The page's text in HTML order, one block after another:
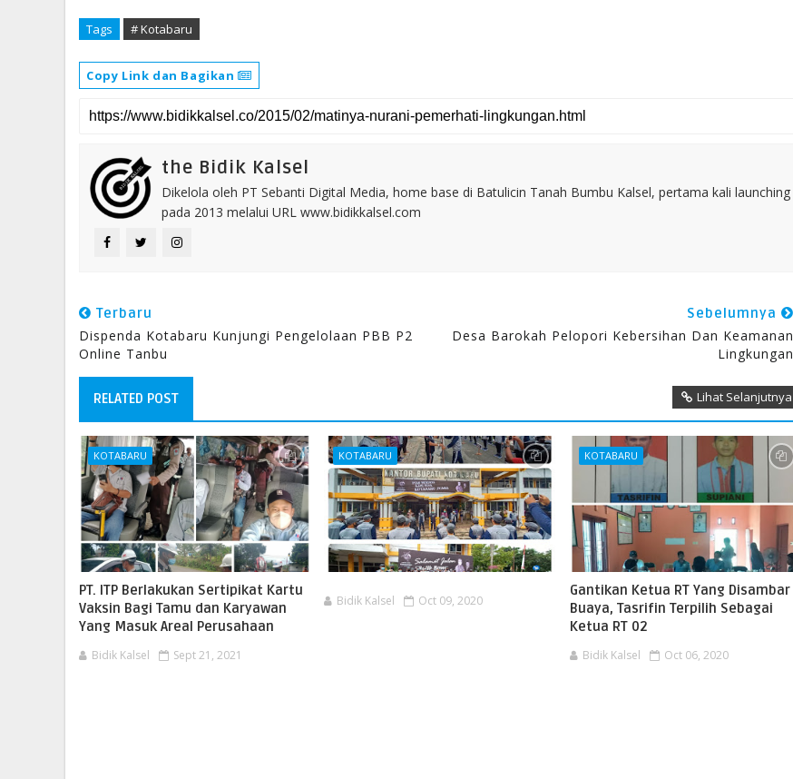
Tags # Kotabaru
Copy Link dan Bagikan
the Bidik Kalsel
Dikelola oleh PT Sebanti Digital Media, home base di Batulicin Tanah Bumbu Kalsel, pertama kali launching
pada 2013 melalui URL www.bidikkalsel.com
Terbaru
Dispenda Kotabaru Kunjungi Pengelolaan PBB P2
Online Tanbu
Sebelumnya
Desa Barokah Pelopori Kebersihan Dan Keamanan
Lingkungan
RELATED POST Lihat Selanjutnya
KOTABARU
PT. ITP Berlakukan Sertipikat Kartu
Vaksin Bagi Tamu dan Karyawan
Yang Masuk Areal Perusahaan
Bidik Kalsel Sept 21, 2021
KOTABARU
Bidik Kalsel Oct 09, 2020
KOTABARU
Gantikan Ketua RT Yang Disambar
Buaya, Tasrifin Terpilih Sebagai
Ketua RT 02
Bidik Kalsel Oct 06, 2020